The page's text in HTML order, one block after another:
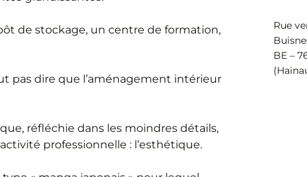
de stockage, un centre de formation,
pas dire que l’aménagement intérieur
réfléchie dans les moindres détails,
professionnelle : l’esthétique.
Rue
BE –